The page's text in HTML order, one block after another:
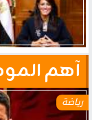
آهم
رياضة